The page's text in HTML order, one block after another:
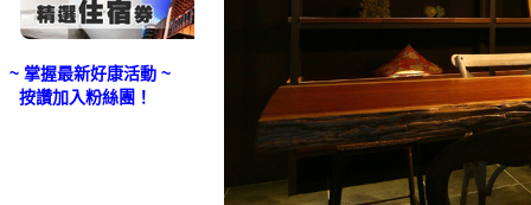
~ 掌握最新好康活動 ~
按讚加入粉絲團！